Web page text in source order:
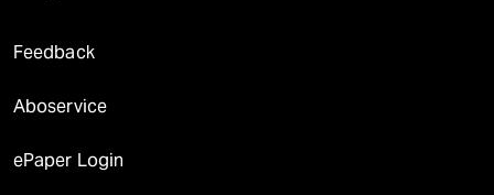
Feedback
Aboservice
ePaper Login